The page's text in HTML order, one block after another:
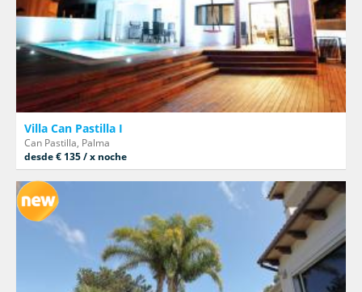
Villa Can Pastilla I
Can Pastilla, Palma
desde € 135 / x noche